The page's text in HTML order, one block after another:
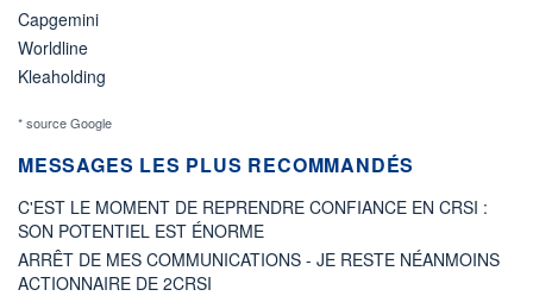
Capgemini
Worldline
Kleaholding
* source Google
MESSAGES LES PLUS RECOMMANDÉS
C'EST LE MOMENT DE REPRENDRE CONFIANCE EN CRSI :
SON POTENTIEL EST ÉNORME
ARRÊT DE MES COMMUNICATIONS - JE RESTE NÉANMOINS
ACTIONNAIRE DE 2CRSI